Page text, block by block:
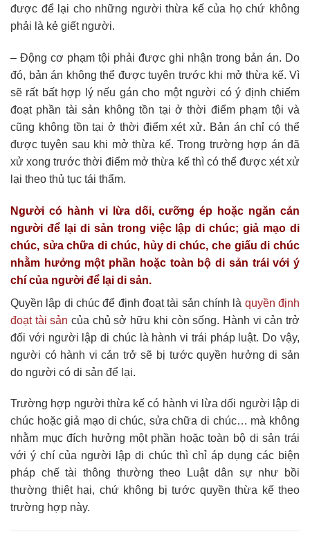
được để lại cho những người thừa kế của họ chứ không
phải là kẻ giết người.
– Động cơ phạm tội phải được ghi nhận trong bản án. Do
đó, bản án không thể được tuyên trước khi mở thừa kế. Vì
sẽ rất bất hợp lý nếu gán cho một người có ý định chiếm
đoạt phần tài sản không tồn tại ở thời điểm phạm tội và
cũng không tồn tại ở thời điểm xét xử. Bản án chỉ có thể
được tuyên sau khi mở thừa kế. Trong trường hợp án đã
xử xong trước thời điểm mở thừa kế thì có thể được xét xử
lại theo thủ tục tái thẩm.
Người có hành vi lừa dối, cưỡng ép hoặc ngăn cản
người để lại di sản trong việc lập di chúc; giả mạo di
chúc, sửa chữa di chúc, hủy di chúc, che giấu di chúc
nhằm hưởng một phần hoặc toàn bộ di sản trái với ý
chí của người để lại di sản.
Quyền lập di chúc để định đoạt tài sản chính là quyền định
đoạt tài sản của chủ sở hữu khi còn sống. Hành vi cản trở
đối với người lập di chúc là hành vi trái pháp luật. Do vậy,
người có hành vi cản trở sẽ bị tước quyền hưởng di sản
do người có di sản để lại.
Trường hợp người thừa kế có hành vi lừa dối người lập di
chúc hoặc giả mạo di chúc, sửa chữa di chúc… mà không
nhằm mục đích hưởng một phần hoặc toàn bộ di sản trái
với ý chí của người lập di chúc thì chỉ áp dụng các biện
pháp chế tài thông thường theo Luật dân sự như bồi
thường thiệt hại, chứ không bị tước quyền thừa kế theo
trường hợp này.